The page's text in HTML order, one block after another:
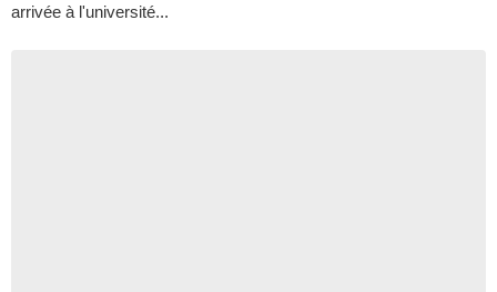
arrivée à l'université...